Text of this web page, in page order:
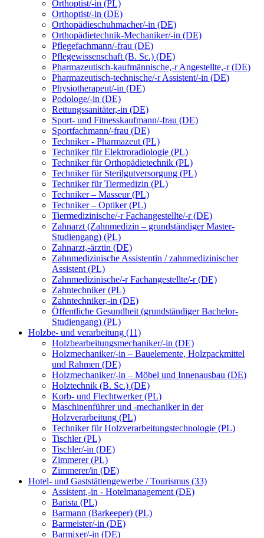
Orthoptist/-in (PL)
Orthoptist/-in (DE)
Orthopädieschuhmacher/-in (DE)
Orthopädietechnik-Mechaniker/-in (DE)
Pflegefachmann/-frau (DE)
Pflegewissenschaft (B. Sc.) (DE)
Pharmazeutisch-kaufmännische,-r Angestellte,-r (DE)
Pharmazeutisch-technische/-r Assistent/-in (DE)
Physiotherapeut/-in (DE)
Podologe/-in (DE)
Rettungssanitäter,-in (DE)
Sport- und Fitnesskaufmann/-frau (DE)
Sportfachmann/-frau (DE)
Techniker - Pharmazeut (PL)
Techniker für Elektroradiologie (PL)
Techniker für Orthopädietechnik (PL)
Techniker für Sterilgutversorgung (PL)
Techniker für Tiermedizin (PL)
Techniker – Masseur (PL)
Techniker – Optiker (PL)
Tiermedizinische/-r Fachangestellte/-r (DE)
Zahnarzt (Zahnmedizin – grundständiger Master-
Studiengang) (PL)
Zahnarzt,-ärztin (DE)
Zahnmedizinische Assistentin / zahnmedizinischer
Assistent (PL)
Zahnmedizinische/-r Fachangestellte/-r (DE)
Zahntechniker (PL)
Zahntechniker,-in (DE)
Öffentliche Gesundheit (grundständiger Bachelor-
Studiengang) (PL)
Holzbe- und verarbeitung (11)
Holzbearbeitungsmechaniker/-in (DE)
Holzmechaniker/-in – Bauelemente, Holzpackmittel
und Rahmen (DE)
Holzmechaniker/-in – Möbel und Innenausbau (DE)
Holztechnik (B. Sc.) (DE)
Korb- und Flechtwerker (PL)
Maschinenführer und -mechaniker in der
Holzverarbeitung (PL)
Techniker für Holzverarbeitungstechnologie (PL)
Tischler (PL)
Tischler/-in (DE)
Zimmerer (PL)
Zimmerer/in (DE)
Hotel- und Gaststättengewerbe / Tourismus (33)
Assistent,-in - Hotelmanagement (DE)
Barista (PL)
Barmann (Barkeeper) (PL)
Barmeister/-in (DE)
Barmixer/-in (DE)